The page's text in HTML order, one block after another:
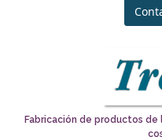
Fabricación de productos